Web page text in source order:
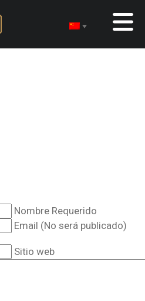
Nombre Requerido
Email (No será publicado)
Sitio web